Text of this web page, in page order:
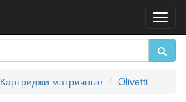
Картриджи матричные Olivetti